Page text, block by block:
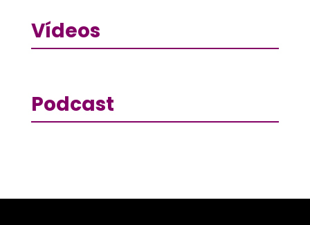
Vídeos
Podcast